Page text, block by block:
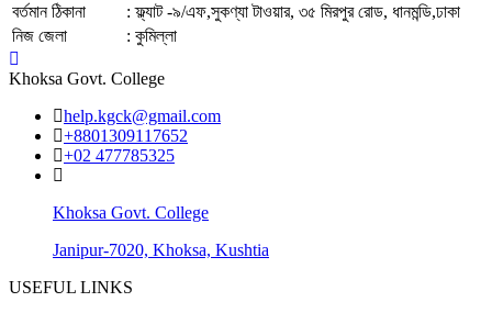
বর্তমান ঠিকানা
: ফ্ল্যাট -৯/এফ,সুকণ্যা টাওয়ার, ৩৫ মিরপুর রোড, ধানমন্ডি,ঢাকা
নিজ জেলা
: কুমিল্লা
Khoksa Govt. College
help.kgck@gmail.com
+8801309117652
+02 477785325
Khoksa Govt. College
Janipur-7020, Khoksa, Kushtia
USEFUL LINKS